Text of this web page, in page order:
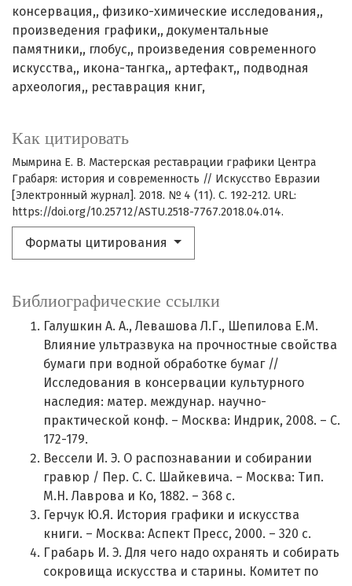
консервация, физико-химические исследования,
произведения графики, документальные
памятники, глобус, произведения современного
искусства, икона-тангка, артефакт, подводная
археология, реставрация книг,
Как цитировать
Мымрина Е. В. Мастерская реставрации графики Центра
Грабаря: история и современность // Искусство Евразии
[Электронный журнал]. 2018. № 4 (11). С. 192-212. URL:
https://doi.org/10.25712/ASTU.2518-7767.2018.04.014.
Форматы цитирования
Библиографические ссылки
Галушкин А. А., Левашова Л.Г., Шепилова Е.М.
Влияние ультразвука на прочностные свойства
бумаги при водной обработке бумаг //
Исследования в консервации культурного
наследия: матер. междунар. научно-
практической конф. – Москва: Индрик, 2008. – С.
172-179.
Вессели И. Э. О распознавании и собирании
гравюр / Пер. С. С. Шайкевича. – Москва: Тип.
М.Н. Лаврова и Ко, 1882. – 368 с.
Герчук Ю.Я. История графики и искусства
книги. – Москва: Аспект Пресс, 2000. – 320 с.
Грабарь И. Э. Для чего надо охранять и собирать
сокровища искусства и старины. Комитет по